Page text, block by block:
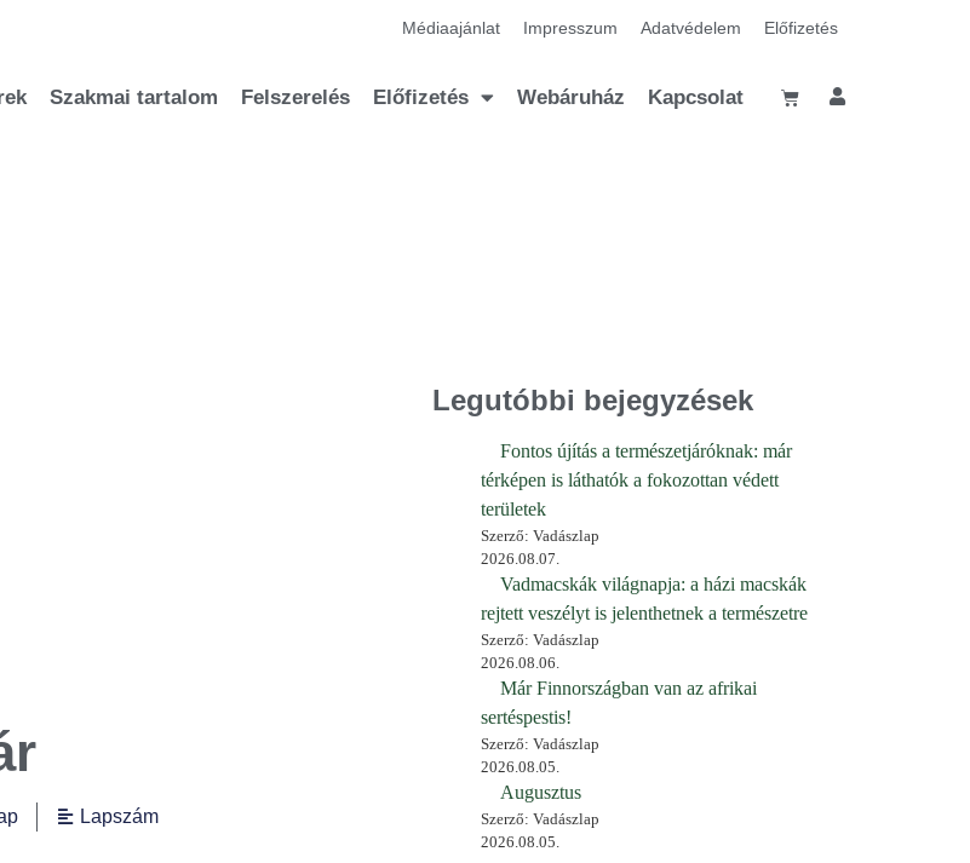
Médiaajánlat Impresszum Adatvédelem Előfizetés
Szakmai tartalom Felszerelés Előfizetés Webáruház Kapcsolat
Lapszám
Legutóbbi bejegyzések
Fontos újítás a természetjáróknak: már
térképen is láthatók a fokozottan védett
területek
Szerző: Vadászlap
2026.08.07.
Vadmacskák világnapja: a házi macskák
rejtett veszélyt is jelenthetnek a természetre
Szerző: Vadászlap
2026.08.06.
Már Finnországban van az afrikai
sertéspestis!
Szerző: Vadászlap
2026.08.05.
Augusztus
Szerző: Vadászlap
2026.08.05.